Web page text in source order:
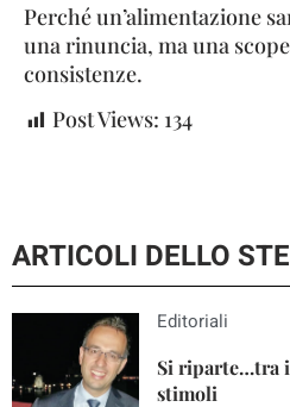
Perché un’alimentazione
una rinuncia, ma una
consistenze.
Post Views: 134
ARTICOLI DELLO
Editoriali
Si riparte…tra
stimoli